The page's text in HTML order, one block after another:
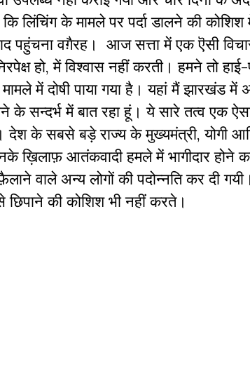
लिंचिंग के मामले पर पर्दा डालने की
पहुंचना वग़ैरह ।
आज सत्ता में एक ऎसी
हो, में विश्वास नहीं करती। हमने तो
में दोषी पाया गया है। यहां मैं झारखंड में
के सन्दर्भ में बात रहा हूं। ये सारे तत्व एक
देश के सबसे बड़े राज्य के मुख्यमंत्री, योगी
ख़िलाफ़ आतंकवादी हमले में भागीदार होने
वाले अन्य लोगों की पदोन्नति कर दी
की कोशिश भी नहीं करते।